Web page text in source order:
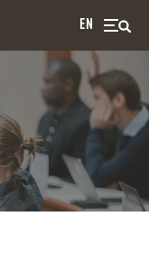
EN